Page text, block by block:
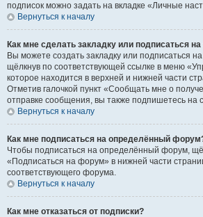
подписок можно задать на вкладке «Личные
Вернуться к началу
Как мне сделать закладку или подписаться
Вы можете создать закладку или подписаться
щёлкнув по соответствующей ссылке в меню
которое находится в верхней и нижней части
Отметив галочкой пункт «Сообщать мне о
отправке сообщения, вы также подпишетесь на
Вернуться к началу
Как мне подписаться на определённый
Чтобы подписаться на определённый форум,
«Подписаться на форум» в нижней части
соответствующего форума.
Вернуться к началу
Как мне отказаться от подписки?